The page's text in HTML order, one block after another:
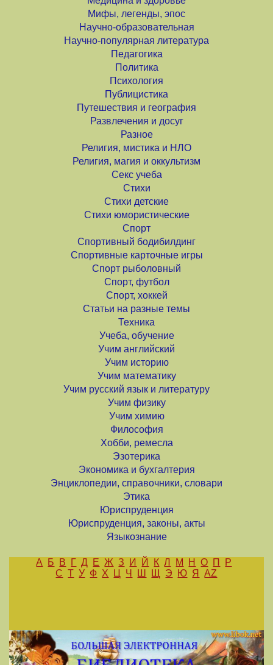
Мифы, легенды, эпос
Научно-образовательная
Научно-популярная литература
Педагогика
Политика
Психология
Публицистика
Путешествия и география
Развлечения и досуг
Разное
Религия, мистика и НЛО
Религия, магия и оккультизм
Секс учеба
Стихи
Стихи детские
Стихи юмористические
Спорт
Спортивный бодибилдинг
Спортивные карточные игры
Спорт рыболовный
Спорт, футбол
Спорт, хоккей
Статьи на разные темы
Техника
Учеба, обучение
Учим английский
Учим историю
Учим математику
Учим русский язык и литературу
Учим физику
Учим химию
Философия
Хобби, ремесла
Эзотерика
Экономика и бухгалтерия
Энциклопедии, справочники, словари
Этика
Юриспруденция
Юриспруденция, законы, акты
Языкознание
А Б В Г Д Е Ж З И Й К Л М Н О П
Р
С Т У Ф Х Ц Ч Ш Щ Э Ю Я AZ